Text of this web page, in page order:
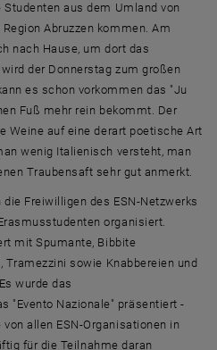
aus dem Umland von
Abruzzen kommen. Am
nach Hause, um dort das
der Donnerstag zum großen
es schon vorkommen das "Ju
Fuß mehr rein bekommt. Der
Weine auf eine derart poetische Art
wenig Italienisch versteht, man
Traubensaft sehr gut anmerkt.
Freiwilligen des ESN-Netzwerks
organisiert.
mit Spumante, Bibbite
Tramezzini sowie Knabbereien und
wurde das
"Evento Nazionale" präsentiert -
allen ESN-Organisationen in
für die Teilnahme daran